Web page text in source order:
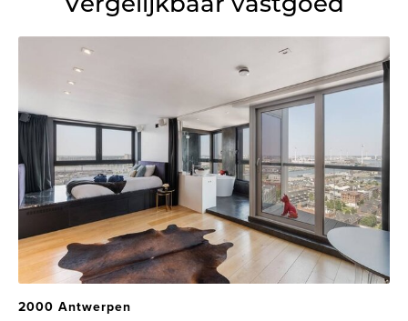
2000 Antwerpen